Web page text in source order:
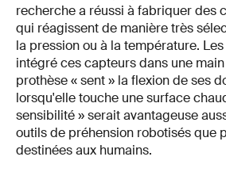
recherche a réussi à fabriquer des
qui réagissent de manière très
la pression ou à la température.
intégré ces capteurs dans une
prothèse « sent » la flexion de ses
lorsqu'elle touche une surface
sensibilité » serait avantageuse
outils de préhension robotisés que
destinées aux humains.